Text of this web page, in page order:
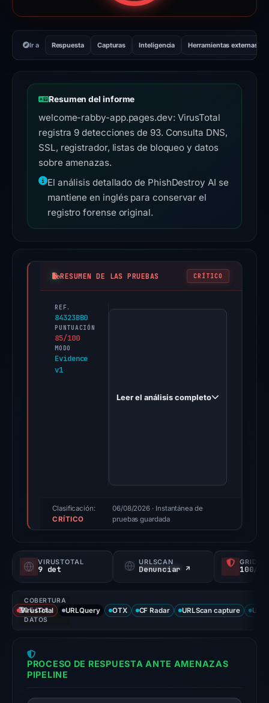
Ir a Respuesta Capturas Inteligencia Herramientas externas
Resumen del informe
welcome-rabby-app.pages.dev: VirusTotal
registra 9 detecciones de 93. Consulta DNS,
SSL, registrador, listas de bloqueo y datos
sobre amenazas.
El análisis detallado de PhishDestroy AI se
mantiene en inglés para conservar el
registro forense original.
RESUMEN DE LAS PRUEBAS CRÍTICO
REF.
84323BB0
PUNTUACIÓN
85/100
MODO
Evidence
v1
PhishDestroy
on
(a
triage
not
Threat
signals:
93
engines
Leer el análisis completo
Clasificación:
CRÍTICO
06/08/2026 · Instantánea de
pruebas guardada
VIRUSTOTAL
9 det
URLSCAN
Denunciar ↗ 100/
COBERTURA
DE LOS
DATOS
VirusTotal URLQuery OTX CF Radar URLScan capture
PROCESO DE RESPUESTA ANTE AMENAZAS
PIPELINE